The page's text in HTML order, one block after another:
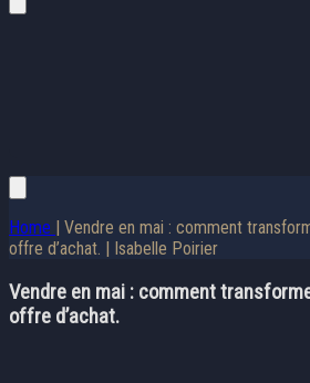
Home | Vendre en mai : comment
offre d’achat. | Isabelle Poirier
Vendre en mai : comment
offre d’achat.